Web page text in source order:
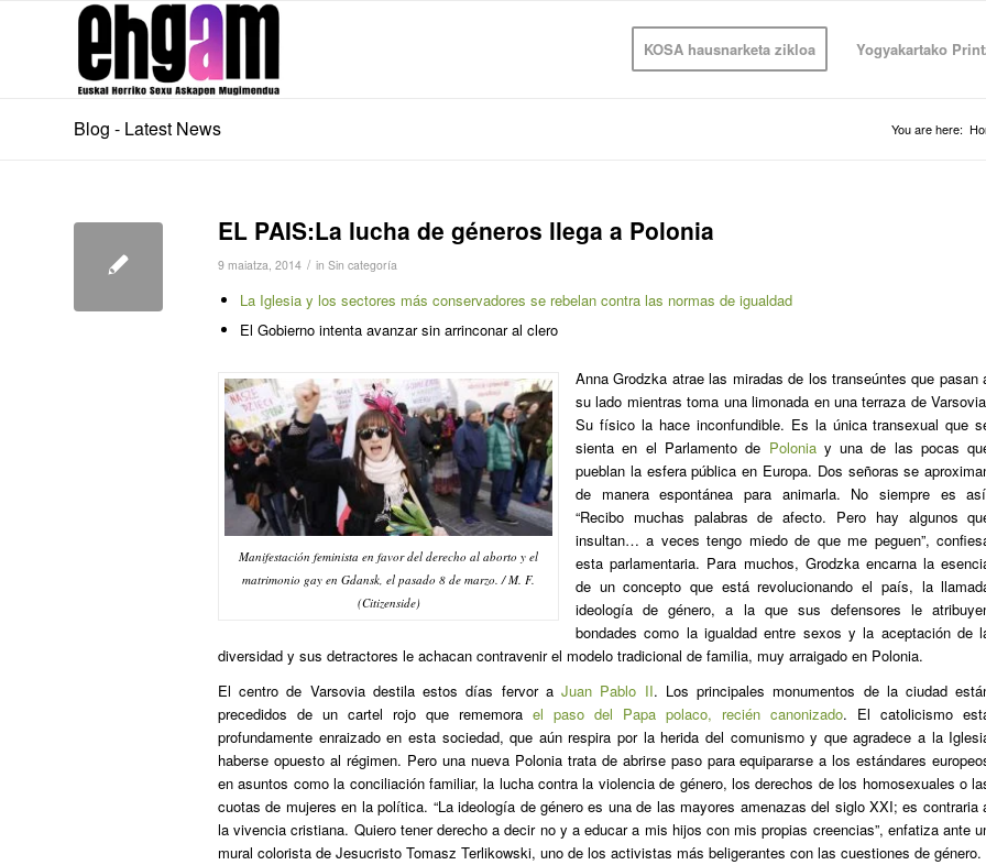
KOSA hausnarketa zikloa Yogyakartako
Blog - Latest News You are here:
EL PAIS:La lucha de géneros llega a Polonia
9 maiatza, 2014 / in Sin categoría
La Iglesia y los sectores más conservadores se rebelan contra las normas de igualdad
El Gobierno intenta avanzar sin arrinconar al clero
Manifestación feminista en favor del derecho al aborto y el
matrimonio gay en Gdansk, el pasado 8 de marzo. / M. F.
(Citizenside)
Anna Grodzka atrae las miradas de los transeúntes que pasan
su lado mientras toma una limonada en una terraza de
Su físico la hace inconfundible. Es la única transexual que
sienta en el Parlamento de Poloniay una de las pocas
pueblan la esfera pública en Europa. Dos señoras se
de manera espontánea para animarla. No siempre es
“Recibo muchas palabras de afecto. Pero hay algunos
insultan… a veces tengo miedo de que me peguen”,
esta parlamentaria. Para muchos, Grodzka encarna la
de un concepto que está revolucionando el país, la
ideología de género, a la que sus defensores le
bondades como la igualdad entre sexos y la aceptación de
diversidad y sus detractores le achacan contravenir el modelo tradicional de familia, muy arraigado en Polonia.
El centro de Varsovia destila estos días fervor aJuan Pablo II. Los principales monumentos de la ciudad
precedidos de un cartel rojo que rememorael paso del Papa polaco, recién canonizado. El catolicismo
profundamente enraizado en esta sociedad, que aún respira por la herida del comunismo y que agradece a la
haberse opuesto al régimen. Pero una nueva Polonia trata de abrirse paso para equipararse a los estándares
en asuntos como la conciliación familiar, la lucha contra la violencia de género, los derechos de los homosexuales o
cuotas de mujeres en la política. “La ideología de género es una de las mayores amenazas del siglo XXI; es contraria
la vivencia cristiana. Quiero tener derecho a decir no y a educar a mis hijos con mis propias creencias”, enfatiza ante
mural colorista de Jesucristo Tomasz Terlikowski, uno de los activistas más beligerantes con las cuestiones de género.